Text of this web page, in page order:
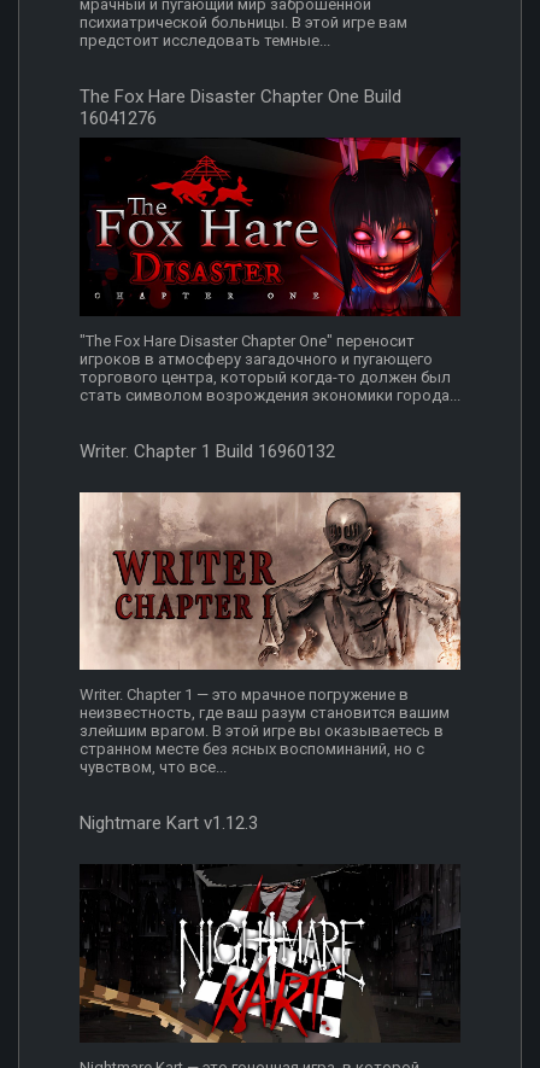
мрачный и пугающий мир заброшенной
психиатрической больницы. В этой игре вам
предстоит исследовать темные...
The Fox Hare Disaster Chapter One Build
16041276
"The Fox Hare Disaster Chapter One" переносит
игроков в атмосферу загадочного и пугающего
торгового центра, который когда-то должен был
стать символом возрождения экономики города...
Writer. Chapter 1 Build 16960132
Writer. Chapter 1 — это мрачное погружение в
неизвестность, где ваш разум становится вашим
злейшим врагом. В этой игре вы оказываетесь в
странном месте без ясных воспоминаний, но с
чувством, что все...
Nightmare Kart v1.12.3